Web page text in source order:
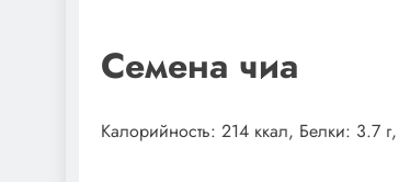
Семена чиа
Калорийность: 214 ккал, Белки: 3.7